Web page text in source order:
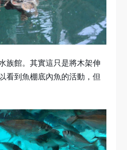
族館。其實這只是將木架伸
看到魚棚底內魚的活動，但